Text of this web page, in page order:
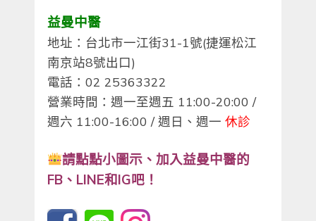
益曼中醫
地址：台北市一江街31-1號(捷運松江
南京站8號出口)
電話：02 25363322
營業時間：週一至週五 11:00-20:00 /
週六 11:00-16:00 / 週日、週一 休診
請點點小圖示、加入益曼中醫的
FB、LINE和IG吧！